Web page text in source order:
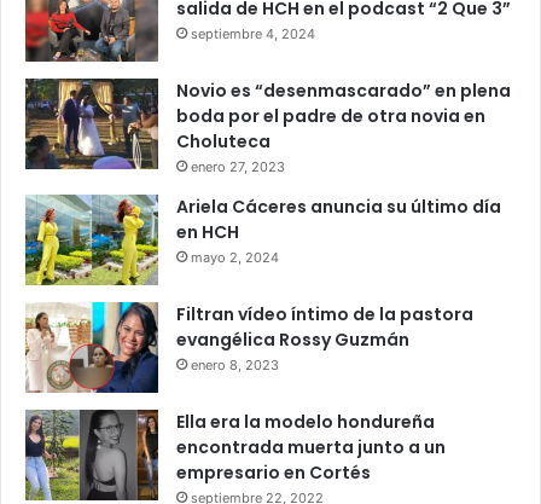
salida de HCH en el podcast “2 Que 3”
septiembre 4, 2024
Novio es “desenmascarado” en plena
boda por el padre de otra novia en
Choluteca
enero 27, 2023
Ariela Cáceres anuncia su último día
en HCH
mayo 2, 2024
Filtran vídeo íntimo de la pastora
evangélica Rossy Guzmán
enero 8, 2023
Ella era la modelo hondureña
encontrada muerta junto a un
empresario en Cortés
septiembre 22, 2022